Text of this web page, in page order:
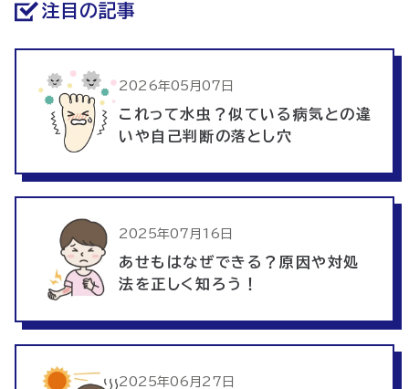
注目の記事
これって水虫？似ている病気との違
いや自己判断の落とし穴
2026年05月07日
あせもはなぜできる？原因や対処
法を正しく知ろう！
2025年07月16日
2025年06月27日